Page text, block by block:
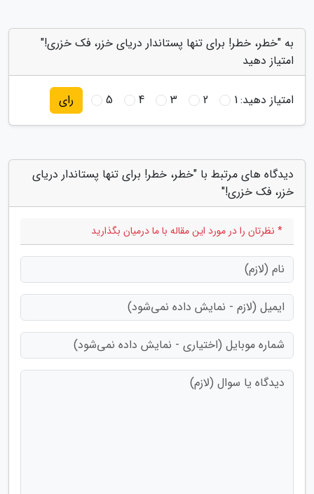
به "خطر، خطر! برای تنها پستاندار دریای خزر، فک خزری!"
امتیاز دهید
امتیاز دهید:1
2
3
4
5 رای
دیدگاه های مرتبط با "خطر، خطر! برای تنها پستاندار دریای
خزر، فک خزری!"
* نظرتان را در مورد این مقاله با ما درمیان بگذارید